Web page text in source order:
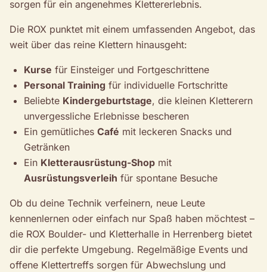
sorgen für ein angenehmes Klettererlebnis.
Die ROX punktet mit einem umfassenden Angebot, das
weit über das reine Klettern hinausgeht:
Kurse für Einsteiger und Fortgeschrittene
Personal Training für individuelle Fortschritte
Beliebte Kindergeburtstage, die kleinen Kletterern
unvergessliche Erlebnisse bescheren
Ein gemütliches Café mit leckeren Snacks und
Getränken
Ein Kletterausrüstung-Shop mit
Ausrüstungsverleih für spontane Besuche
Ob du deine Technik verfeinern, neue Leute
kennenlernen oder einfach nur Spaß haben möchtest –
die ROX Boulder- und Kletterhalle in Herrenberg bietet
dir die perfekte Umgebung. Regelmäßige Events und
offene Klettertreffs sorgen für Abwechslung und